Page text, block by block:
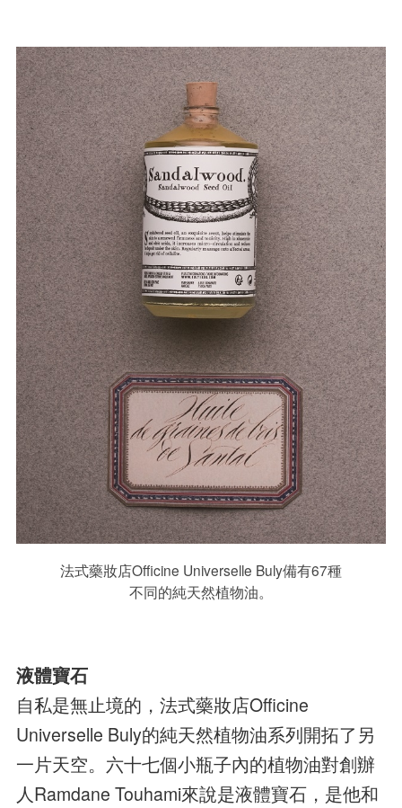
法式藥妝店Officine Universelle Buly備有67種
不同的純天然植物油。
液體寶石
自私是無止境的，法式藥妝店Officine
Universelle Buly的純天然植物油系列開拓了另
一片天空。六十七個小瓶子內的植物油對創辦
人Ramdane Touhami來說是液體寶石，是他和